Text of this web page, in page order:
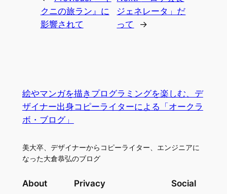
クニの旅ラン』に
影響されて
ジェネレータ」だ
って
→
絵やマンガを描きプログラミングを楽しむ、デ
ザイナー出身コピーライターによる「オークラ
ボ・ブログ」
美大卒、デザイナーからコピーライター、エンジニアに
なった大倉恭弘のブログ
About Privacy Social